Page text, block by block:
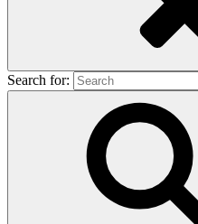
Search for: